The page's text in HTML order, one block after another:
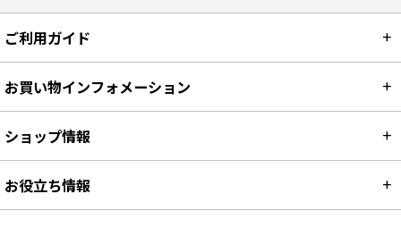
ご利用ガイド
お買い物インフォメーション
ショップ情報
お役立ち情報